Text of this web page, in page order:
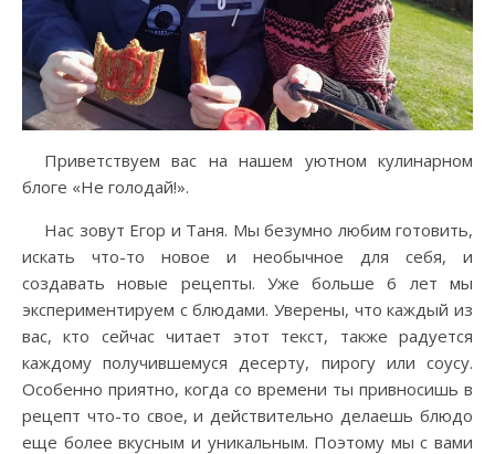
Приветствуем вас на нашем уютном кулинарном
блоге «Не голодай!».
Нас зовут Егор и Таня. Мы безумно любим готовить,
искать что-то новое и необычное для себя, и
создавать новые рецепты. Уже больше 6 лет мы
экспериментируем с блюдами. Уверены, что каждый из
вас, кто сейчас читает этот текст, также радуется
каждому получившемуся десерту, пирогу или соусу.
Особенно приятно, когда со времени ты привносишь в
рецепт что-то свое, и действительно делаешь блюдо
еще более вкусным и уникальным. Поэтому мы с вами